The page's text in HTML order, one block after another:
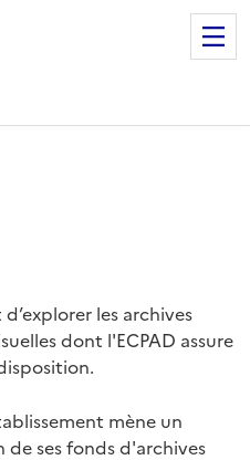
et de production
les archives
dont l'ECPAD assure
mène un
ses fonds d'archives